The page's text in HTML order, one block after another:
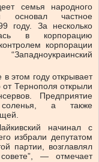
семья народного
основал частное
году. За несколько
в корпорацию
корпорации
этом году открывает
Тернополя открыли
Предприятие
а также
начинал с
избрали депутатом
партии, возглавлял
— отмечает